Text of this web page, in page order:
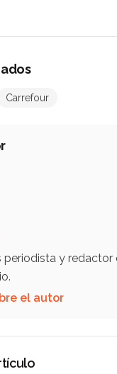
Carrefour
periodista y
el autor